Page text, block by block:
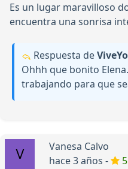
Es un lugar maravilloso
encuentra una sonrisa
Respuesta de
Ohhh que bonito
trabajando para que
Vanesa Calvo
hace 3 años -